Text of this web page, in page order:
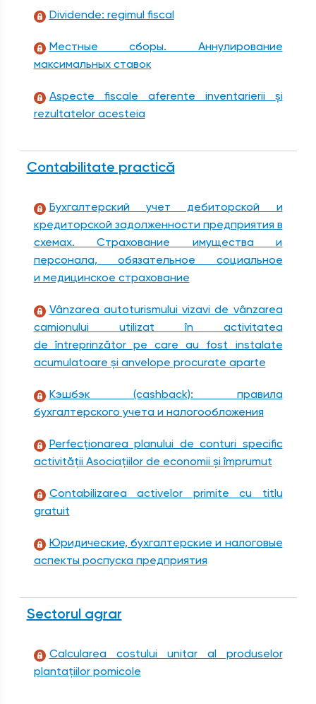
Dividende: regimul fiscal
Местные сборы. Аннулирование
максимальных ставок
Aspecte fiscale aferente inventarierii și
rezultatelor acesteia
Contabilitate practică
Бухгалтерский учет дебиторской и
кредиторской задолженности предприятия в
схемах. Страхование имущества и
персонала, обязательное социальное
и медицинское страхование
Vânzarea autoturismului vizavi de vânzarea
camionului utilizat în activitatea
de întreprinzător pe care au fost instalate
acumulatoare și anvelope procurate aparte
Кэшбэк (cashback): правила
бухгалтерского учета и налогообложения
Perfecționarea planului de conturi specific
activității Asociațiilor de economii și împrumut
Contabilizarea activelor primite cu titlu
gratuit
Юридические, бухгалтерские и налоговые
аспекты роспуска предприятия
Sectorul agrar
Calcularea costului unitar al produselor
plantațiilor pomicole